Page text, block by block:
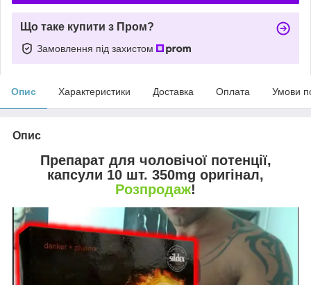
Що таке купити з Пром?
Замовлення під захистом
Опис Характеристики Доставка Оплата Умови
Опис
Препарат для чоловічої потенції,
капсули 10 шт. 350mg оригінал,
Розпродаж!